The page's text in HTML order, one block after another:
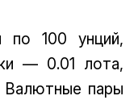
по 100 унций,
— 0.01 лота,
пары